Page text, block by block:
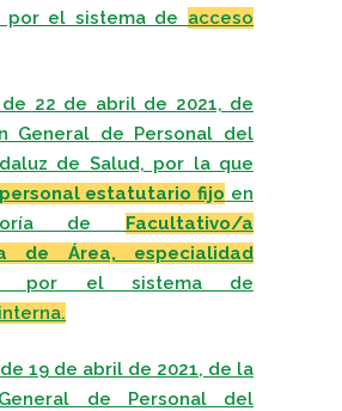
por el sistema de acceso
de 22 de abril de 2021, de
General de Personal del
de Salud, por la que
estatutario fijo en
de Facultativo/a
de Área, especialidad
por el sistema de
19 de abril de 2021, de la
de Personal del